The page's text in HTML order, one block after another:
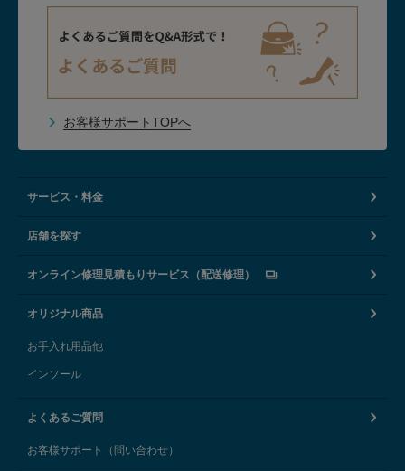
お客様サポートTOPへ
サービス・料金
店舗を探す
オンライン修理見積もりサービス（配送修理）
オリジナル商品
お手入れ用品他
インソール
よくあるご質問
お客様サポート（問い合わせ）